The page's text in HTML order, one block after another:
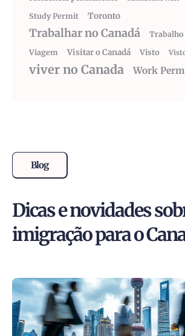
Study Permit Toronto
Trabalhar no Canadá Trabalho
Viagem Visitar o Canadá Visto
viver no Canada Work
Blog
Dicas e novidades
imigração para o